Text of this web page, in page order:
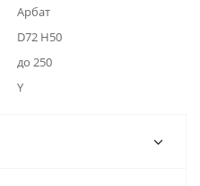
Арбат
D72 H50
до 250
Y